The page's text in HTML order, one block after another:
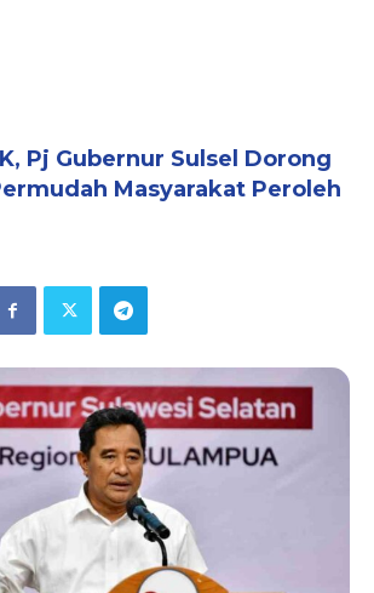
Pj Gubernur Sulsel Dorong
Masyarakat Peroleh